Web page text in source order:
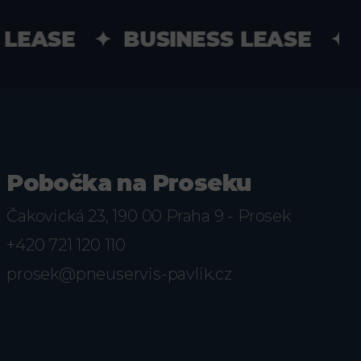
✦ BUSINESS LEASE ✦
Pobočka na Proseku
Čakovická 23, 190 00 Praha 9 - Prosek
+420 721 120 110
prosek@pneuservis-pavlik.cz